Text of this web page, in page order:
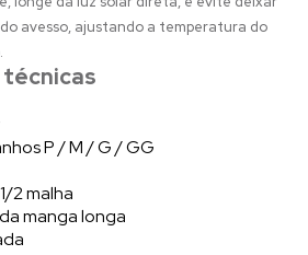
avesso, ajustando a temperatura do
P / M / G / GG
2 malha
manga longa